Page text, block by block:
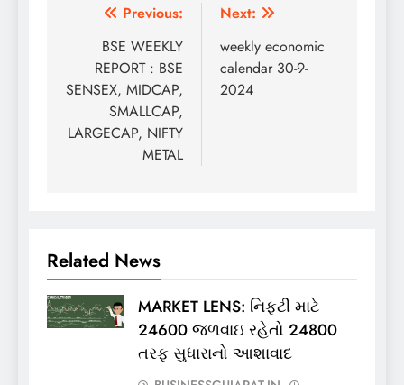
Post
navigation
Previous:
BSE WEEKLY
REPORT : BSE
SENSEX, MIDCAP,
SMALLCAP,
LARGECAP, NIFTY
METAL
Next:
weekly economic
calendar 30-9-
2024
Related News
MARKET LENS: નિફ્ટી માટે
24600 જળવાઇ રહેતો 24800
તરફ સુધારાનો આશાવાદ